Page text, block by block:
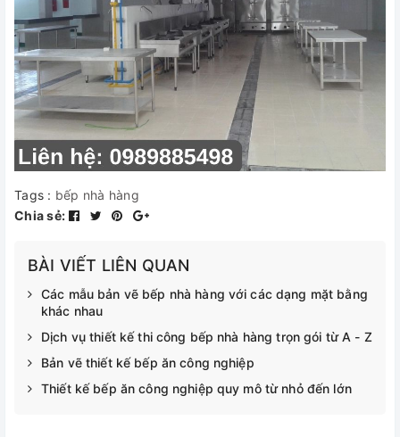
Tags : bếp nhà hàng
Chia sẻ:
BÀI VIẾT LIÊN QUAN
Các mẫu bản vẽ bếp nhà hàng với các dạng mặt bằng
khác nhau
Dịch vụ thiết kế thi công bếp nhà hàng trọn gói từ A - Z
Bản vẽ thiết kế bếp ăn công nghiệp
Thiết kế bếp ăn công nghiệp quy mô từ nhỏ đến lớn